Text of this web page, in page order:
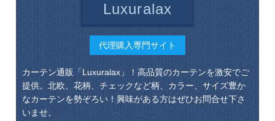
Luxuralax
代理購入専門サイト
カーテン通販「Luxuralax」！高品質のカーテンを激安でご
提供。北欧、花柄、チェックなど柄、カラー、サイズ豊か
なカーテンを勢ぞろい！興味がある方はぜひお問合せ下さ
いませ。